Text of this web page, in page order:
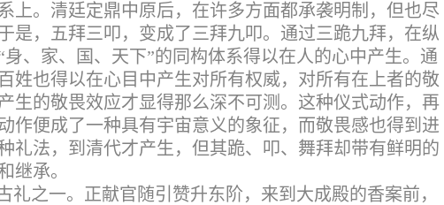
上。清廷定鼎中原后，在许多方面都承袭明制，但也尽
是，五拜三叩，变成了三拜九叩。通过三跪九拜，在纵
、家、国、天下”的同构体系得以在人的心中产生。通
姓也得以在心目中产生对所有权威，对所有在上者的敬
生的敬畏效应才显得那么深不可测。这种仪式动作，再
作便成了一种具有宇宙意义的象征，而敬畏感也得到进
礼法，到清代才产生，但其跪、叩、舞拜却带有鲜明的
继承。
礼之一。正献官随引赞升东阶，来到大成殿的香案前，